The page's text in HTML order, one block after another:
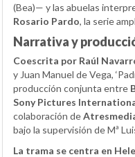
(Bea)— y las abuelas
Rosario Pardo, la serie
Narrativa y
Coescrita por Raúl
y Juan Manuel de Vega,
producción conjunta entre
Sony Pictures
colaboración de
bajo la supervisión de Mª
La trama se centra en